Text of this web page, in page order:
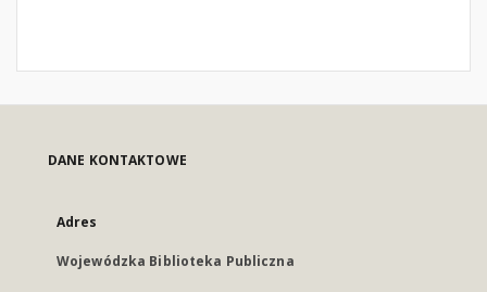
DANE KONTAKTOWE
Adres
Wojewódzka Biblioteka Publiczna